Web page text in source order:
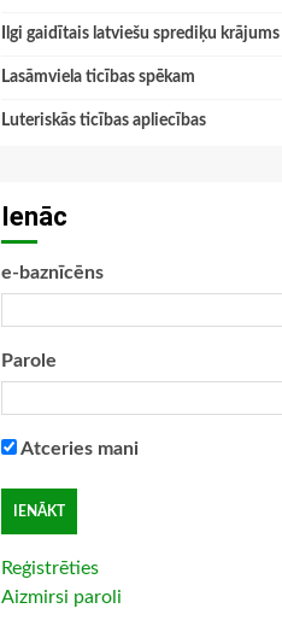
Ilgi gaidītais latviešu sprediķu krājums
Lasāmviela ticības spēkam
Luteriskās ticības apliecības
Ienāc
e-baznīcēns
Parole
Atceries mani
Reģistrēties
Aizmirsi paroli